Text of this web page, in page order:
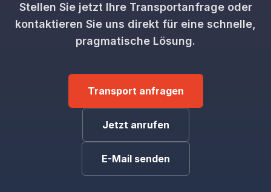
Stellen Sie jetzt Ihre Transportanfrage oder
kontaktieren Sie uns direkt für eine schnelle,
pragmatische Lösung.
Transport anfragen
Jetzt anrufen
E-Mail senden